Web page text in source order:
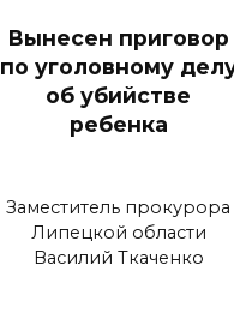
Вынесен приговор
по уголовному
об убийстве
ребенка
Заместитель прокурора
Липецкой области
Василий Ткаченко